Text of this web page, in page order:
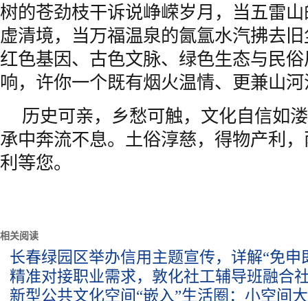
树的苍劲枝干诉说峥嵘岁月，当五雷
虚清境，当万福温泉的氤氲水汽拂去
红色基因、古色文脉、绿色生态与民
响，许你一个既有烟火温情、更兼山
历史可亲，乡愁可触，文化自信如
承中奔流不息。土俗淳慈，得物产利
利等您。
相关阅读
长春绿园区举办信用主题宣传，详解“免申
精准对接职业需求，敦化社工辅导班融合
新型公共文化空间“嵌入”生活圈：小空间